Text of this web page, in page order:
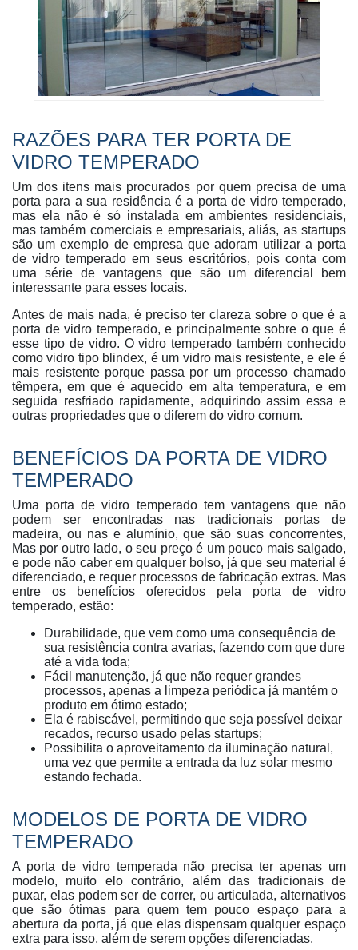
RAZÕES PARA TER PORTA DE
VIDRO TEMPERADO
Um dos itens mais procurados por quem precisa de uma
porta para a sua residência é a porta de vidro temperado,
mas ela não é só instalada em ambientes residenciais,
mas também comerciais e empresariais, aliás, as startups
são um exemplo de empresa que adoram utilizar a porta
de vidro temperado em seus escritórios, pois conta com
uma série de vantagens que são um diferencial bem
interessante para esses locais.
Antes de mais nada, é preciso ter clareza sobre o que é a
porta de vidro temperado, e principalmente sobre o que é
esse tipo de vidro. O vidro temperado também conhecido
como vidro tipo blindex, é um vidro mais resistente, e ele é
mais resistente porque passa por um processo chamado
têmpera, em que é aquecido em alta temperatura, e em
seguida resfriado rapidamente, adquirindo assim essa e
outras propriedades que o diferem do vidro comum.
BENEFÍCIOS DA PORTA DE VIDRO
TEMPERADO
Uma porta de vidro temperado tem vantagens que não
podem ser encontradas nas tradicionais portas de
madeira, ou nas e alumínio, que são suas concorrentes,
Mas por outro lado, o seu preço é um pouco mais salgado,
e pode não caber em qualquer bolso, já que seu material é
diferenciado, e requer processos de fabricação extras. Mas
entre os benefícios oferecidos pela porta de vidro
temperado, estão:
Durabilidade, que vem como uma consequência de
sua resistência contra avarias, fazendo com que dure
até a vida toda;
Fácil manutenção, já que não requer grandes
processos, apenas a limpeza periódica já mantém o
produto em ótimo estado;
Ela é rabiscável, permitindo que seja possível deixar
recados, recurso usado pelas startups;
Possibilita o aproveitamento da iluminação natural,
uma vez que permite a entrada da luz solar mesmo
estando fechada.
MODELOS DE PORTA DE VIDRO
TEMPERADO
A porta de vidro temperada não precisa ter apenas um
modelo, muito elo contrário, além das tradicionais de
puxar, elas podem ser de correr, ou articulada, alternativos
que são ótimas para quem tem pouco espaço para a
abertura da porta, já que elas dispensam qualquer espaço
extra para isso, além de serem opções diferenciadas.